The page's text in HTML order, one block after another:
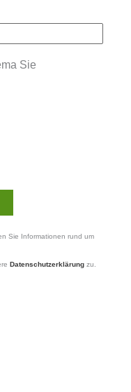
Sie
Sie Informationen rund um
Datenschutzerklärung zu.